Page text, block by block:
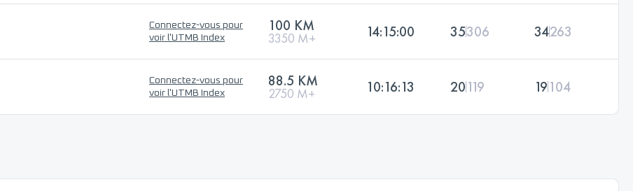
Connectez-vous pour
voir l'UTMB Index
100 KM
3350 M+ 14:15:00 35306 34263
Connectez-vous pour
voir l'UTMB Index
88.5 KM
2750 M+ 10:16:13 20119 19104